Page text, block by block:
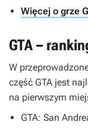
Więcej o grze
GTA –
W
część GTA jest
na pierwszym
GTA: San